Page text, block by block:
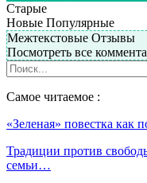
Старые
Новые Популярные
Межтекстовые Отзывы
Посмотреть все
Самое читаемое :
«Зеленая» повестка как
Традиции против
семьи…